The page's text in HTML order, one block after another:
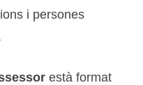
i persones
està format